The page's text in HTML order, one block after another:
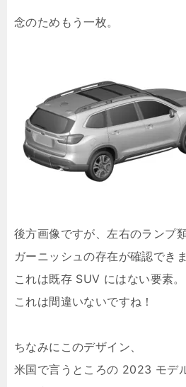
念のためもう一枚。
後方画像ですが、左右のランプ
ガーニッシュの存在が確認できま
これは既存 SUV にはない要素。
これは間違いないですね！
ちなみにこのデザイン、
米国で言うところの 2023 モデ